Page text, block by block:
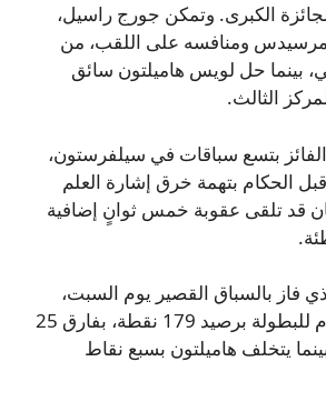
الجائزة الكبرى. وتمكن جورج راسيل،
مرسيدس ومنافسه على اللقب، من
بينما حل لويس هاميلتون سائق
الثالث.
بتسع سباقات في سيلفرستون،
الحكام بتهمة خرق إشارة العلم
قد تلقى عقوبة خمس ثوانٍ إضافية
فاز بالسباق القصير يوم السبت،
يتصدر الترتيب العام للبطولة برصيد 179 نقطة، بفارق 25
يتخلف هاميلتون بسبع نقاط